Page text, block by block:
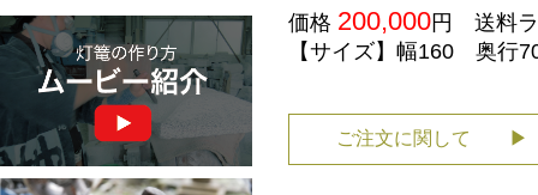
価格 200,000円 送料
【サイズ】幅160 奥行
ご注文に関して ▶